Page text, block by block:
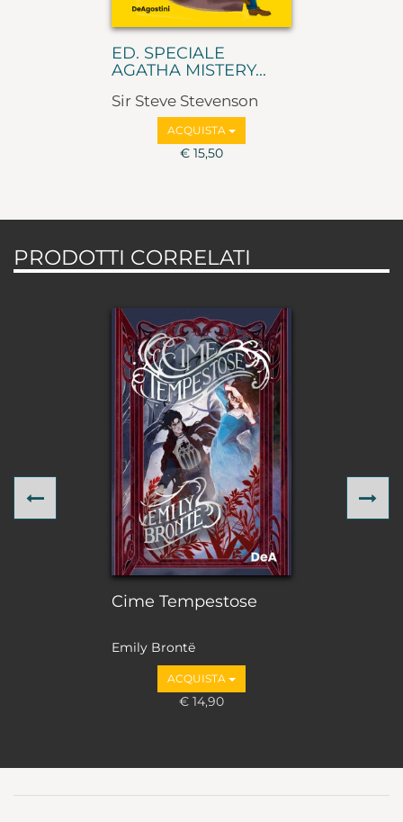
ED. SPECIALE
AGATHA MISTERY...
Sir Steve Stevenson
ACQUISTA
€ 15,50
PRODOTTI CORRELATI
Cime Tempestose
Emily Brontë
ACQUISTA
€ 14,90
Previous